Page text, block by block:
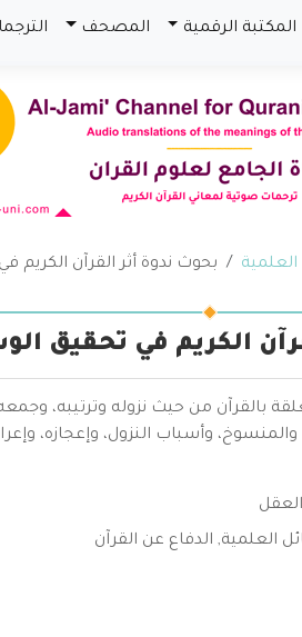
المكتبة الرقمية المصحف
بحوث ندوة أثر القرآن
الكريم في تحقيق
بالقرآن من حيث نزوله وترتيبه،
وأسباب النزول، وإعجازه،
العلمية, الدفاع عن القرآن